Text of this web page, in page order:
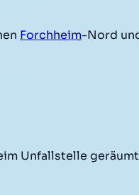
Forchheim-Nord
Unfallstelle geräumt